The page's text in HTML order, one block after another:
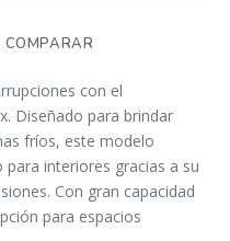
COMPARAR
con el
Diseñado para brindar
fríos, este modelo
interiores gracias a su
Con gran capacidad
para espacios